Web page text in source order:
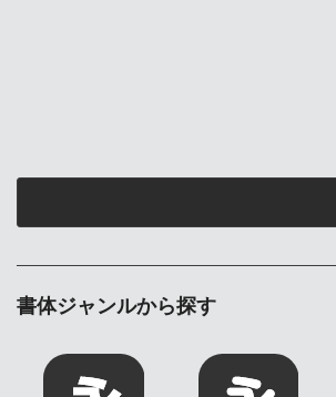
書体ジャンルから探す